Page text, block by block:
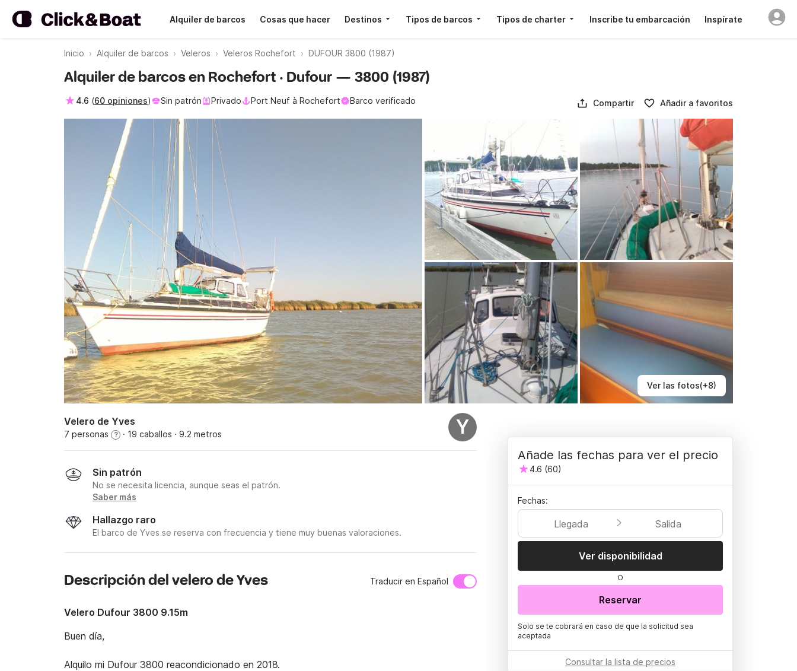
Alquiler de barcos Cosas que hacer Destinos Tipos de barcos Tipos de charter Inscribe tu embarcación Inspírate
Inicio Alquiler de barcos Veleros Veleros Rochefort DUFOUR 3800 (1987)
Ver las fotos(+8)
Alquiler de barcos en Rochefort · Dufour — 3800 (1987)
4.6 (60 opiniones) Sin patrón Privado Port Neuf à Rochefort Barco verificado Compartir Añadir a favoritos
Velero de Yves
7 personas ? · 19 caballos · 9.2 metros Y
Sin patrón
No se necesita licencia, aunque seas el patrón.
Saber más
Hallazgo raro
El barco de Yves se reserva con frecuencia y tiene muy buenas valoraciones.
Descripción del velero de Yves Traducir en Español
Velero Dufour 3800 9.15m
Buen día,
Alquilo mi Dufour 3800 reacondicionado en 2018.
Añade las fechas para ver el precio
4.6 (60)
Fechas:
Llegada Salida
Ver disponibilidad
O
Reservar
Solo se te cobrará en caso de que la solicitud sea
aceptada
Consultar la lista de precios